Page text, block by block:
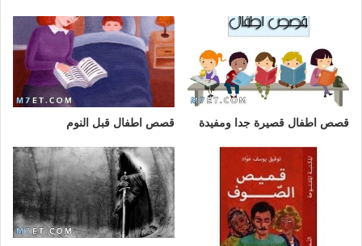
قصص اطفال قصيرة جدا ومفيدة قصص اطفال قبل النوم